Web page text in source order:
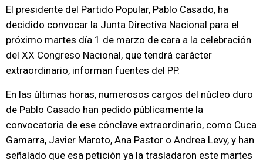
El presidente del Partido Popular, Pablo Casado, ha
decidido convocar la Junta Directiva Nacional para el
próximo martes día 1 de marzo de cara a la celebración
del XX Congreso Nacional, que tendrá carácter
extraordinario, informan fuentes del PP.
En las últimas horas, numerosos cargos del núcleo duro
de Pablo Casado han pedido públicamente la
convocatoria de ese cónclave extraordinario, como Cuca
Gamarra, Javier Maroto, Ana Pastor o Andrea Levy, y han
señalado que esa petición ya la trasladaron este martes